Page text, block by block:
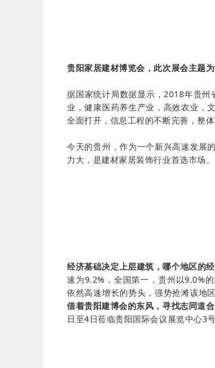
贵阳家居建材博览会，此次展会主题为
据国家统计局数据显示，2018年贵
业，健康医药养生产业，高效农业，
全面打开，信息工程的不断完善，整
今天的贵州，作为一个新兴高速发展
力大，是建材家居装饰行业首选市场。
经济基础决定上层建筑，哪个地区的
速为9.2%，全国第一，贵州以9.0%
依然高速增长的势头，强势抢滩该地
借着贵阳建博会的东风，寻找志同道
日至4日莅临贵阳国际会议展览中心3